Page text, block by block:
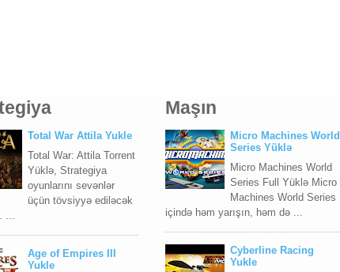
Maşın
Micro Machines World
Series Yüklə
Micro Machines World
Series Full Yüklə Micro
Machines World Series
içində həm yarışın, həm də ...
Cyberline Racing
Yukle
Total War Attila Yukle
Total War: Attila Torrent
Yüklə, Strategiya
oyunlarını sevənlər
üçün tövsiyyə ediləcək
Age of Empires III
Yukle